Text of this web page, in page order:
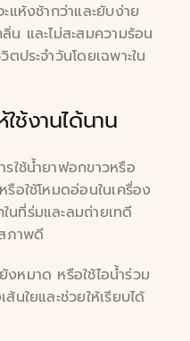
แห้งช้ากว่าและยับง่าย
และไม่สะสมความร้อน
ตประจำวันโดยเฉพาะใน
ช้งานได้นาน
ใช้น้ำยาฟอกขาวหรือ
อใช้โหมดอ่อนในเครื่อง
ที่ร่มและลมถ่ายเทดี
ภาพดี
หมาด หรือใช้ไอน้ำร่วม
นใยและช่วยให้เรียบได้